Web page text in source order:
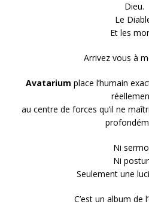
Dieu.
Le
Et les
Arrivez vous à
Avatarium place l’humain
au centre de forces qu’il ne
Ni
Ni
Seulement une
C’est un album de